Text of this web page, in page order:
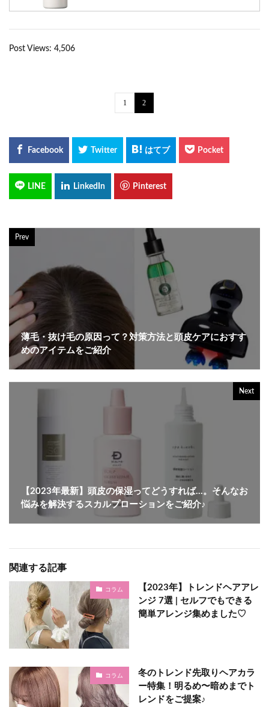
Post Views: 4,506
1 2
Prev
薄毛・抜け毛の原因って？対策方法と頭皮ケアにおすす
めのアイテムをご紹介
Next
【2023年最新】頭皮の保湿ってどうすれば…。そんなお
悩みを解決するスカルプローションをご紹介♪
関連する記事
コラム
【2023年】トレンドヘアアレ
ンジ 7選♩ | セルフでもできる
簡単アレンジ集めました♡
コラム
冬のトレンド先取りヘアカラ
ー特集！明るめ〜暗めまでト
レンドをご提案♪